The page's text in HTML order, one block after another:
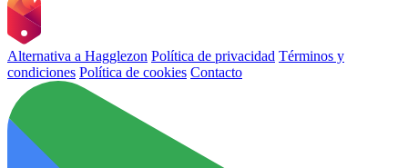
Alternativa a Hagglezon Política de privacidad Términos y
condiciones Política de cookies Contacto